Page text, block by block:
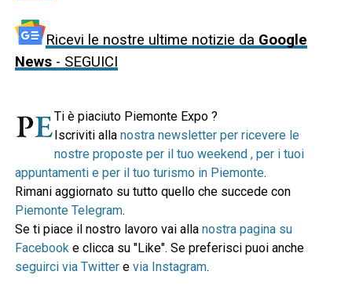
Ricevi le nostre ultime notizie da Google
News- SEGUICI
Ti è piaciuto Piemonte Expo ?
Iscriviti alla nostra newsletter per ricevere le
nostre proposte per il tuo weekend , per i tuoi
appuntamenti e per il tuo turismo in Piemonte.
Rimani aggiornato su tutto quello che succede con
Piemonte Telegram.
Se ti piace il nostro lavoro vai alla nostra pagina su
Facebooke clicca su "Like". Se preferisci puoi anche
seguirci via Twittere via Instagram.